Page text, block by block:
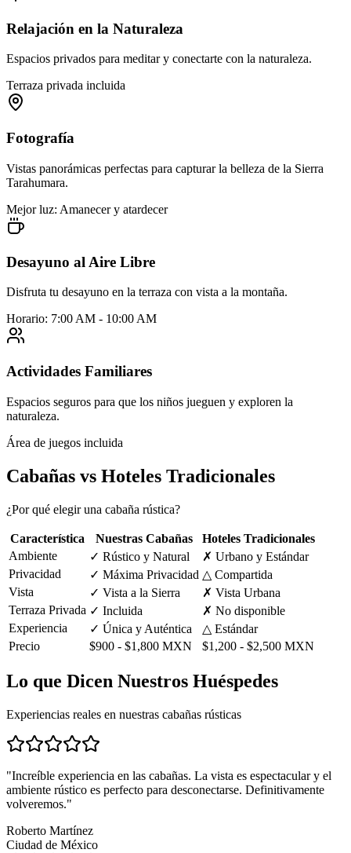
Relajación en la Naturaleza
Espacios privados para meditar y conectarte con la naturaleza.
Terraza privada incluida
Fotografía
Vistas panorámicas perfectas para capturar la belleza de la Sierra
Tarahumara.
Mejor luz: Amanecer y atardecer
Desayuno al Aire Libre
Disfruta tu desayuno en la terraza con vista a la montaña.
Horario: 7:00 AM - 10:00 AM
Actividades Familiares
Espacios seguros para que los niños jueguen y exploren la
naturaleza.
Área de juegos incluida
Cabañas vs Hoteles Tradicionales
¿Por qué elegir una cabaña rústica?
Característica Nuestras Cabañas
Hoteles Tradicionales
Ambiente
✓ Rústico y Natural
✗ Urbano y Estándar
Privacidad
✓ Máxima Privacidad △ Compartida
Vista
✓ Vista a la Sierra
✗ Vista Urbana
Terraza Privada ✓ Incluida
✗ No disponible
Experiencia
✓ Única y Auténtica
△ Estándar
Precio
$900 - $1,800 MXN $1,200 - $2,500 MXN
Lo que Dicen Nuestros Huéspedes
Experiencias reales en nuestras cabañas rústicas
"Increíble experiencia en las cabañas. La vista es espectacular y el
ambiente rústico es perfecto para desconectarse. Definitivamente
volveremos."
Roberto Martínez
Ciudad de México